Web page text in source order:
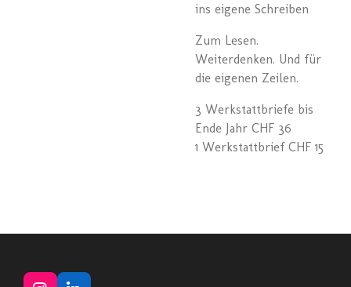
ins eigene Schreiben
Zum Lesen.
Weiterdenken. Und für
die eigenen Zeilen.
3 Werkstattbriefe bis
Ende Jahr CHF 36
1 Werkstattbrief CHF 15